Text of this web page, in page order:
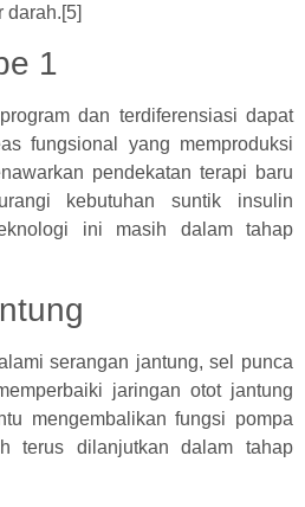
darah.[5]
1
dan terdiferensiasi dapat
fungsional yang memproduksi
pendekatan terapi baru
kebutuhan suntik insulin
ini masih dalam tahap
serangan jantung, sel punca
jaringan otot jantung
mengembalikan fungsi pompa
terus dilanjutkan dalam tahap